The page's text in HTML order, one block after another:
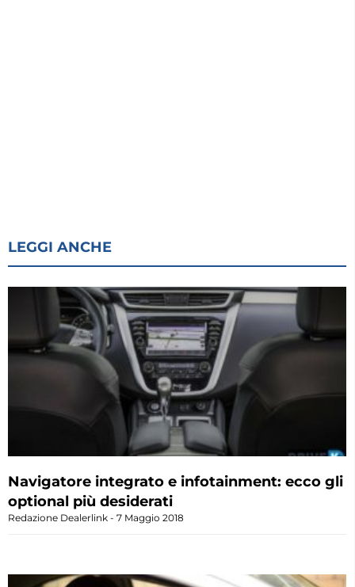
LEGGI ANCHE
Navigatore integrato e infotainment: ecco gli
optional più desiderati
Redazione Dealerlink 7 Maggio 2018